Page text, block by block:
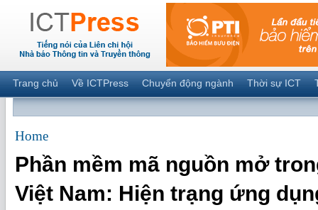
Trang chủ Về ICTPress Chuyển động ngành Thời sự ICT
Home
Phần mềm mã nguồn mở
Việt Nam: Hiện trạng ứng